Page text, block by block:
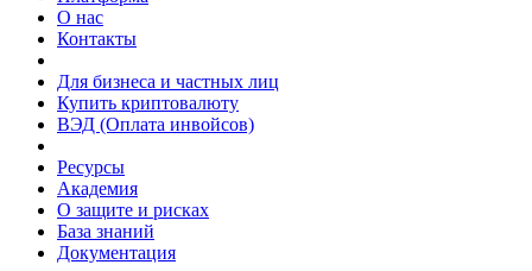
О нас
Контакты
Для бизнеса и частных лиц
Купить криптовалюту
ВЭД (Оплата инвойсов)
Ресурсы
Академия
О защите и рисках
База знаний
Документация